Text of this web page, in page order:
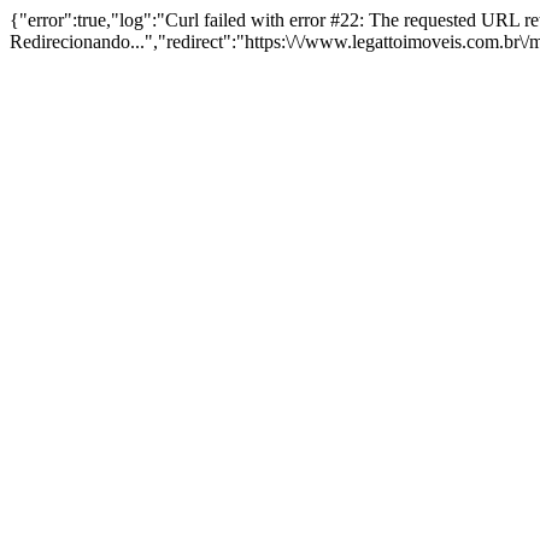
{"error":true,"log":"Curl failed with error #22: The requested URL
Redirecionando...","redirect":"https:\/\/www.legattoimoveis.com.br\/